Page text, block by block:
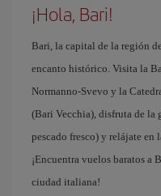
¡Hola, Bari!
Bari, la capital de la región
encanto histórico. Visita la
Normanno-Svevo y la
(Bari Vecchia), disfruta de la
pescado fresco) y relájate en
¡Encuentra vuelos baratos a
ciudad italiana!